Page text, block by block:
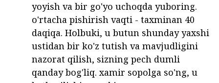
yoyish va bir go'yo uchoqda yuboring.
o'rtacha pishirish vaqti - taxminan 40
daqiqa. Holbuki, u butun shunday yaxshi
ustidan bir ko'z tutish va mavjudligini
nazorat qilish, sizning pech dumli
qanday bog'liq. xamir sopolga so'ng, u